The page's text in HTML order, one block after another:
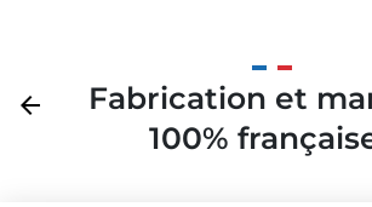
Précédent
arrow_back
Fabrication et
100%